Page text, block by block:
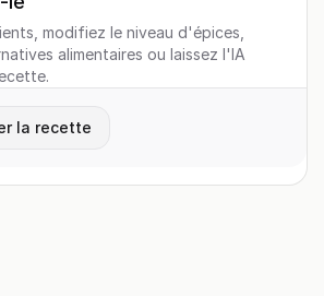
modifiez le niveau d'épices,
alimentaires ou laissez l'IA
la recette